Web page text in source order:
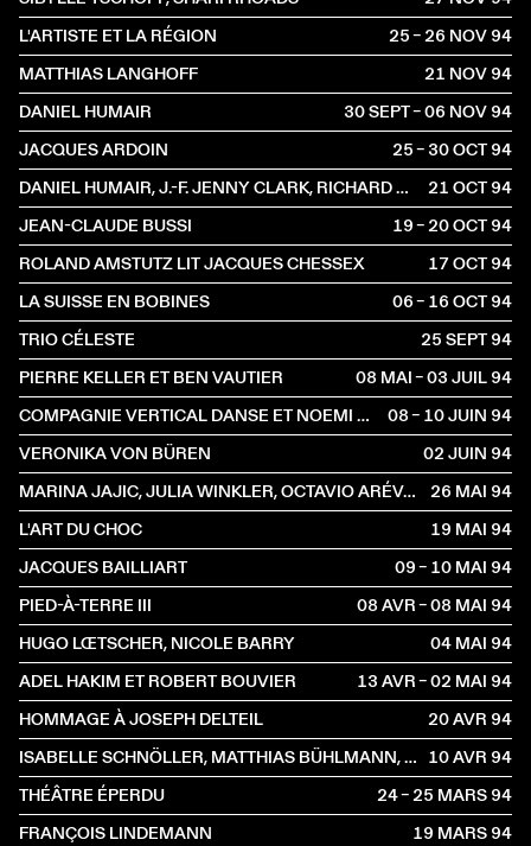
L'ARTISTE ET LA RÉGION
25 – 26 NOV1994
MATTHIAS LANGHOFF
21 NOV1994
DANIEL HUMAIR
30 SEPT – 06 NOV1994
JACQUES ARDOIN
25 – 30 OCT1994
DANIEL HUMAIR, J.-F. JENNY CLARK, RICHARD GALLIANO
21 OCT1994
JEAN-CLAUDE BUSSI
19 – 20 OCT1994
ROLAND AMSTUTZ LIT JACQUES CHESSEX
17 OCT1994
LA SUISSE EN BOBINES
06 – 16 OCT1994
TRIO CÉLESTE
25 SEPT1994
PIERRE KELLER ET BEN VAUTIER
08 MAI – 03 JUIL1994
COMPAGNIE VERTICAL DANSE ET NOEMI LAPZESON (GENÈVE)
08 – 10 JUIN1994
VERONIKA VON BÜREN
02 JUIN1994
MARINA JAJIC, JULIA WINKLER, OCTAVIO ARÉVALO, LUDOVIC TEZIER
26 MAI1994
L'ART DU CHOC
19 MAI1994
JACQUES BAILLIART
09 – 10 MAI1994
PIED-À-TERRE III
08 AVR – 08 MAI1994
HUGO LŒTSCHER, NICOLE BARRY
04 MAI1994
ADEL HAKIM ET ROBERT BOUVIER
13 AVR – 02 MAI1994
HOMMAGE À JOSEPH DELTEIL
20 AVR1994
ISABELLE SCHNÖLLER, MATTHIAS BÜHLMANN, MANUEL BÄRTSCH 10 AVR1994
THÉÂTRE ÉPERDU
24 – 25 MARS1994
FRANÇOIS LINDEMANN
19 MARS1994